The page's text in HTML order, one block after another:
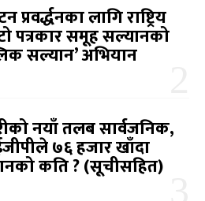
प्रवर्द्धनका लागि राष्ट्रिय
पत्रकार समूह सल्यानको
सल्यान’ अभियान
नयाँ तलब सार्वजनिक,
७६ हजार खाँदा
कति ? (सूचीसहित)